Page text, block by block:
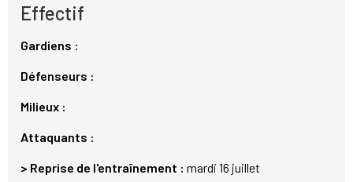
Effectif
Gardiens :
Défenseurs :
Milieux :
Attaquants :
> Reprise de l'entraînement : mardi 16 juillet